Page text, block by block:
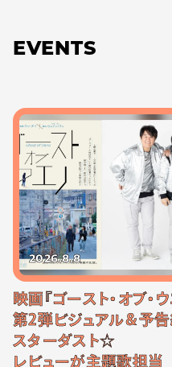
EVENTS
2026.8.8
映画『ゴースト・オブ・ウ
第2弾ビジュアル＆予告
スターダスト☆
レビューが主題歌担当